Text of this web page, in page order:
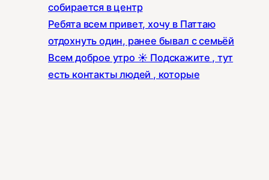
собирается в центр
Ребята всем привет, хочу в Паттаю
отдохнуть один, ранее бывал с семьёй
Всем доброе утро ☀️ Подскажите , тут
есть контакты людей , которые